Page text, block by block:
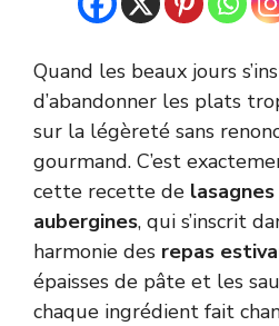
Quand les beaux jours
d’abandonner les plats
sur la légèreté sans
gourmand. C’est
cette recette de
aubergines, qui s’inscrit
harmonie des repas
épaisses de pâte et les
chaque ingrédient fait